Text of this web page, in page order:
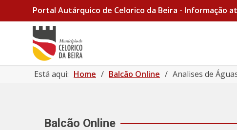
Portal Autárquico de Celorico da Beira - Informação
Está aqui: Home / Balcão Online / Analises de
Balcão Online